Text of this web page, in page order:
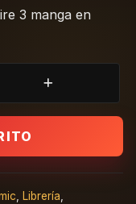
3 manga en
Librería